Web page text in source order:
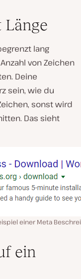
Länge
lang
von Zeichen
Deine
sein, wie du
sonst wird
Das sieht
einer Meta
ein